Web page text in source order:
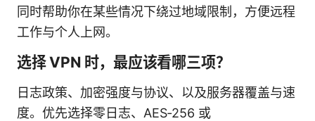
同时帮助你在某些情况下绕过地域限制，方便远程
工作与个人上网。
选择 VPN 时，最应该看哪三项？
日志政策、加密强度与协议、以及服务器覆盖与速
度。优先选择零日志、AES‑256 或